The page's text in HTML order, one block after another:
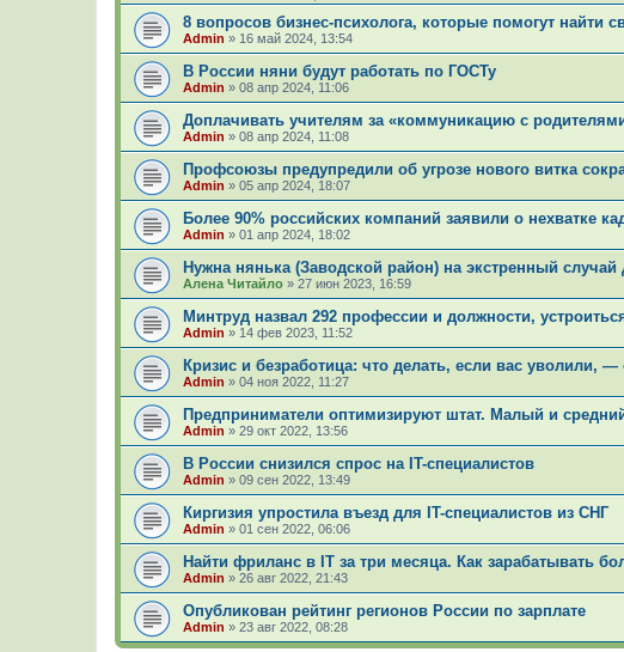
8 вопросов бизнес-психолога, которые помогут найти
Admin » 16 май 2024, 13:54
В России няни будут работать по ГОСТу
Admin » 08 апр 2024, 11:06
Доплачивать учителям за «коммуникацию с
Admin » 08 апр 2024, 11:08
Профсоюзы предупредили об угрозе нового витка
Admin » 05 апр 2024, 18:07
Более 90% российских компаний заявили о нехватке
Admin » 01 апр 2024, 18:02
Нужна нянька (Заводской район) на экстренный
Алена Читайло » 27 июн 2023, 16:59
Минтруд назвал 292 профессии и должности,
Admin » 14 фев 2023, 11:52
Кризис и безработица: что делать, если вас уволили,
Admin » 04 ноя 2022, 11:27
Предприниматели оптимизируют штат. Малый и
Admin » 29 окт 2022, 13:56
В России снизился спрос на IT-специалистов
Admin » 09 сен 2022, 13:49
Киргизия упростила въезд для IT-специалистов из СНГ
Admin » 01 сен 2022, 06:06
Найти фриланс в IT за три месяца. Как зарабатывать
Admin » 26 авг 2022, 21:43
Опубликован рейтинг регионов России по зарплате
Admin » 23 авг 2022, 08:28